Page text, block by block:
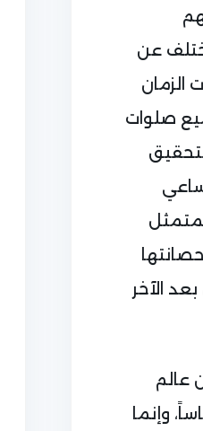
عن
الزمان
صلوات
الآخر
عالم
وإنما